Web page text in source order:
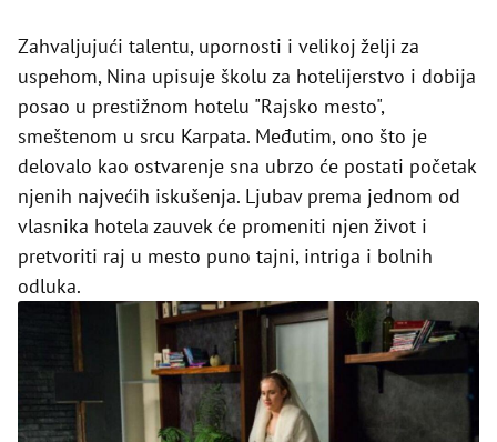
Zahvaljujući talentu, upornosti i velikoj želji za
uspehom, Nina upisuje školu za hotelijerstvo i dobija
posao u prestižnom hotelu "Rajsko mesto",
smeštenom u srcu Karpata. Međutim, ono što je
delovalo kao ostvarenje sna ubrzo će postati početak
njenih najvećih iskušenja. Ljubav prema jednom od
vlasnika hotela zauvek će promeniti njen život i
pretvoriti raj u mesto puno tajni, intriga i bolnih
odluka.